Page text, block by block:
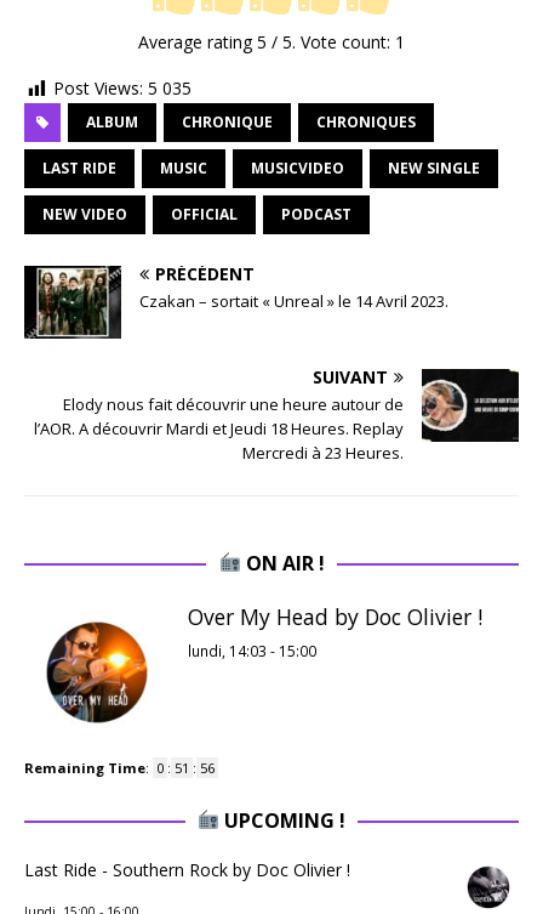
Average rating5 / 5. Vote count: 1
Post Views: 5 035
ALBUM CHRONIQUE CHRONIQUES
LAST RIDE MUSIC MUSICVIDEO NEW SINGLE
NEW VIDEO OFFICIAL PODCAST
PRÉCÉDENT
Czakan – sortait « Unreal » le 14 Avril 2023.
SUIVANT
Elody nous fait découvrir une heure autour de
l’AOR. A découvrir Mardi et Jeudi 18 Heures. Replay
Mercredi à 23 Heures.
ON AIR !
Over My Head by Doc Olivier !
lundi, 14:03 - 15:00
Remaining Time: 0 : 51 : 55
UPCOMING !
Last Ride - Southern Rock by Doc Olivier !